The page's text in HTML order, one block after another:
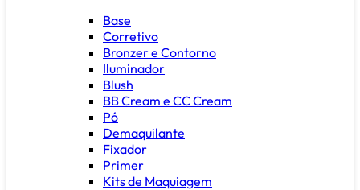
Base
Corretivo
Bronzer e Contorno
Iluminador
Blush
BB Cream e CC Cream
Pó
Demaquilante
Fixador
Primer
Kits de Maquiagem